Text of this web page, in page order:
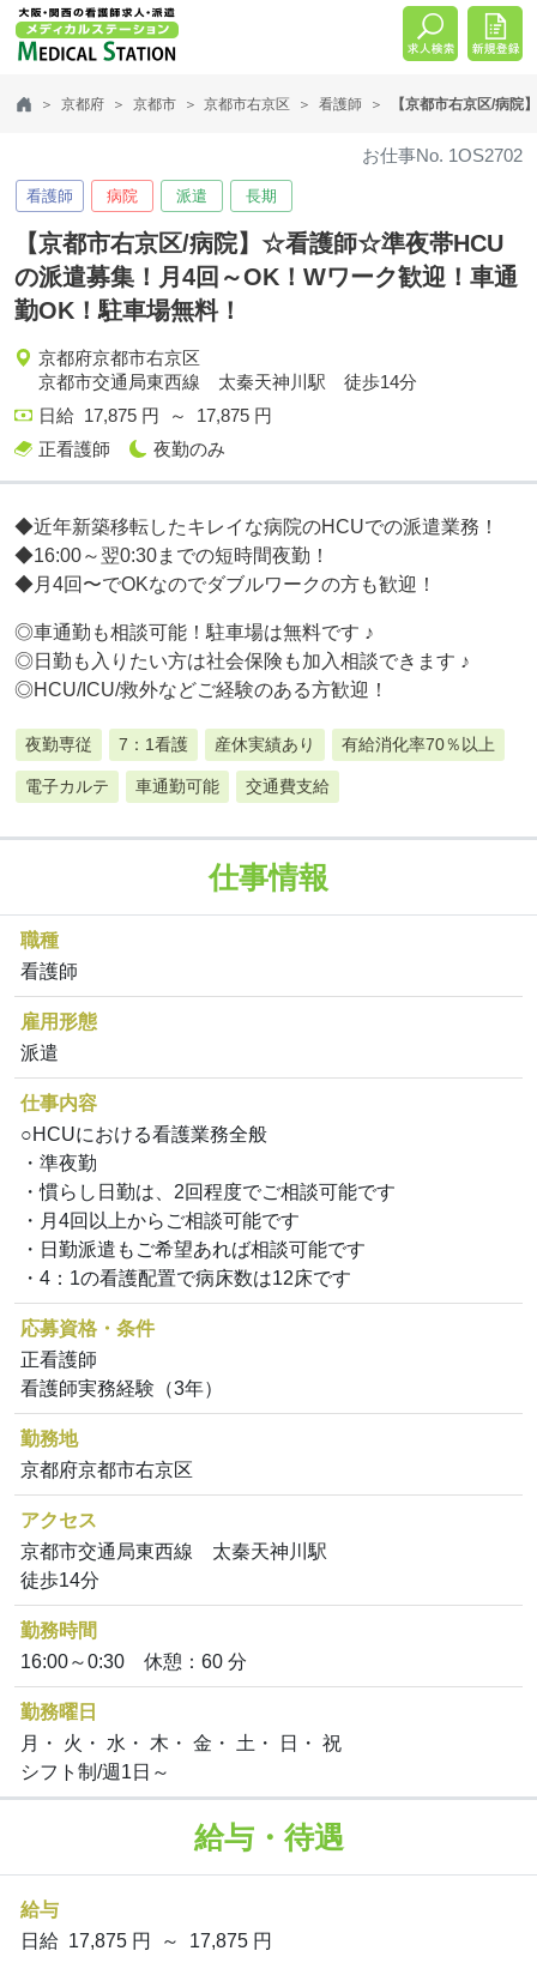
京都府 京都市 京都市右京区 看護師 【京都市右京区/病
お仕事No. 1OS2702
看護師 病院 派遣 長期
【京都市右京区/病院】☆看護師☆準夜帯HCU
の派遣募集！月4回～OK！Wワーク歓迎！車通
勤OK！駐車場無料！
京都府京都市右京区
京都市交通局東西線 太秦天神川駅 徒歩14分
日給 17,875 円 ～ 17,875 円
正看護師
夜勤のみ
◆近年新築移転したキレイな病院のHCUでの派遣業務！
◆16:00～翌0:30までの短時間夜勤！
◆月4回〜でOKなのでダブルワークの方も歓迎！
◎車通勤も相談可能！駐車場は無料です ♪
◎日勤も入りたい方は社会保険も加入相談できます ♪
◎HCU/ICU/救外などご経験のある方歓迎！
夜勤専従 7：1看護 産休実績あり 有給消化率70％以上
電子カルテ 車通勤可能 交通費支給
仕事情報
職種
看護師
雇用形態
派遣
仕事内容
○HCUにおける看護業務全般
・準夜勤
・慣らし日勤は、2回程度でご相談可能です
・月4回以上からご相談可能です
・日勤派遣もご希望あれば相談可能です
・4：1の看護配置で病床数は12床です
応募資格・条件
正看護師
看護師実務経験（3年）
勤務地
京都府京都市右京区
アクセス
京都市交通局東西線 太秦天神川駅
徒歩14分
勤務時間
16:00～0:30 休憩：60 分
勤務曜日
月・ 火・ 水・ 木・ 金・ 土・ 日・ 祝
シフト制/週1日～
給与・待遇
給与
日給 17,875 円 ～ 17,875 円